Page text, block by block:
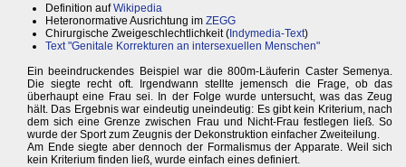
Definition aufWikipedia
Heteronormative Ausrichtung im ZEGG
Chirurgische Zweigeschlechtlichkeit (Indymedia-Text)
Text "Genitale Korrekturen an intersexuellen Menschen"
Ein beeindruckendes Beispiel war die 800m-Läuferin Caster Semenya.
Die siegte recht oft. Irgendwann stellte jemensch die Frage, ob das
überhaupt eine Frau sei. In der Folge wurde untersucht, was das Zeug
hält. Das Ergebnis war eindeutig uneindeutig: Es gibt kein Kriterium, nach
dem sich eine Grenze zwischen Frau und Nicht-Frau festlegen ließ. So
wurde der Sport zum Zeugnis der Dekonstruktion einfacher Zweiteilung.
Am Ende siegte aber dennoch der Formalismus der Apparate. Weil sich
kein Kriterium finden ließ, wurde einfach eines definiert.